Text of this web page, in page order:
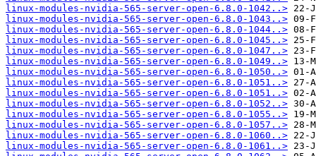
linux-modules-nvidia-565-server-open-6.8.0-1042..>
linux-modules-nvidia-565-server-open-6.8.0-1043..>
linux-modules-nvidia-565-server-open-6.8.0-1044..>
linux-modules-nvidia-565-server-open-6.8.0-1045..>
linux-modules-nvidia-565-server-open-6.8.0-1047..>
linux-modules-nvidia-565-server-open-6.8.0-1049..>
linux-modules-nvidia-565-server-open-6.8.0-1050..>
linux-modules-nvidia-565-server-open-6.8.0-1051..>
linux-modules-nvidia-565-server-open-6.8.0-1051..>
linux-modules-nvidia-565-server-open-6.8.0-1052..>
linux-modules-nvidia-565-server-open-6.8.0-1055..>
linux-modules-nvidia-565-server-open-6.8.0-1057..>
linux-modules-nvidia-565-server-open-6.8.0-1060..>
linux-modules-nvidia-565-server-open-6.8.0-1061..>